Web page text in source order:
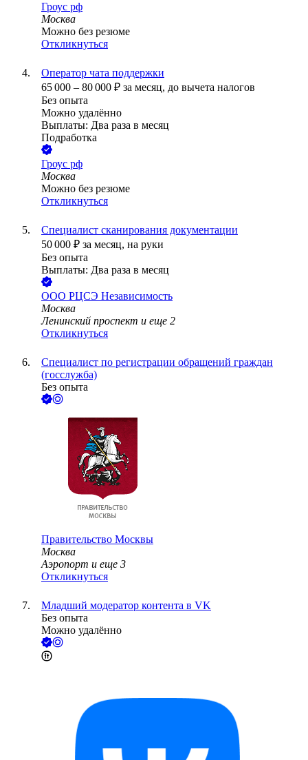
Гроус рф
Москва
Можно без резюме
Откликнуться
Оператор чата поддержки
65 000 – 80 000 ₽ за месяц, до вычета налогов
Без опыта
Можно удалённо
Выплаты: Два раза в месяц
Подработка
Гроус рф
Москва
Можно без резюме
Откликнуться
Специалист сканирования документации
50 000 ₽ за месяц, на руки
Без опыта
Выплаты: Два раза в месяц
ООО РЦСЭ Независимость
Москва
Ленинский проспект и еще 2
Откликнуться
Специалист по регистрации обращений граждан
(госслужба)
Без опыта
Правительство Москвы
Москва
Аэропорт и еще 3
Откликнуться
Младший модератор контента в VK
Без опыта
Можно удалённо